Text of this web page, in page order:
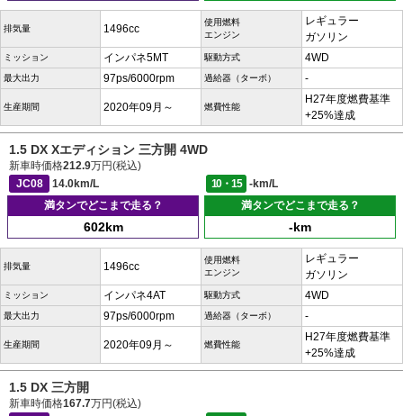
排気量 1496cc
使用燃料
エンジン
レギュラー
ガソリン
ミッション インパネ5MT 駆動方式 4WD
最大出力 97ps/6000rpm 過給器（ターボ） -
生産期間 2020年09月～ 燃費性能
H27年度燃費基準
+25%達成
1.5 DX Xエディション 三方開 4WD
新車時価格212.9万円(税込)
JC08
14.0km/L 10・15
-km/L
満タンでどこまで走る？
602km
満タンでどこまで走る？
-km
排気量 1496cc
使用燃料
エンジン
レギュラー
ガソリン
ミッション インパネ4AT 駆動方式 4WD
最大出力 97ps/6000rpm 過給器（ターボ） -
生産期間 2020年09月～ 燃費性能
H27年度燃費基準
+25%達成
1.5 DX 三方開
新車時価格167.7万円(税込)